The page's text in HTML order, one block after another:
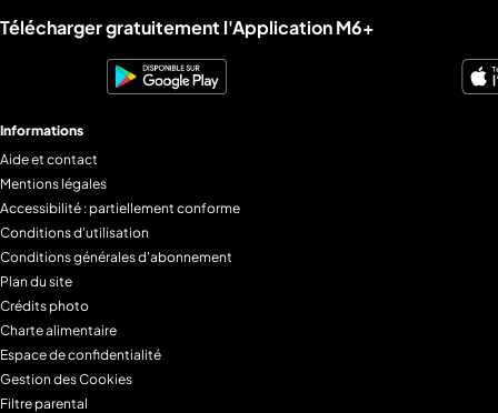
Liens utiles M6+.
Télécharger gratuitement l'Application M6+
Informations
Aide et contact
Mentions légales
Accessibilité : partiellement conforme
Conditions d'utilisation
Conditions générales d'abonnement
Plan du site
Crédits photo
Charte alimentaire
Espace de confidentialité
Gestion des Cookies
Filtre parental